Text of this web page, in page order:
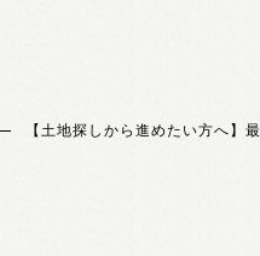
【土地探しから進めたい方へ】